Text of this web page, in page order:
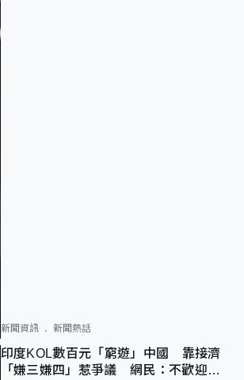
新聞資訊 新聞熱話
印度KOL數百元「窮遊」中國 靠接濟
「嫌三嫌四」惹爭議 網民：不歡迎劣